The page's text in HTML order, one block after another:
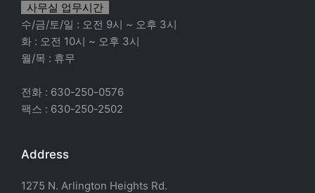
사무실 업무시간
수/금/토/일 : 오전 9시 ~ 오후 3시
화 : 오전 10시 ~ 오후 3시
월/목 : 휴무
전화 : 630-250-0576
팩스 : 630-250-2502
Address
1275 N. Arlington Heights Rd.